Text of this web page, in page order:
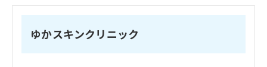
ゆかスキンクリニック